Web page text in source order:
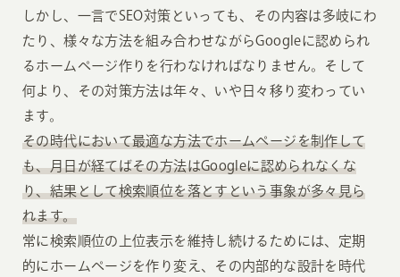
しかし、一言でSEO対策といっても、その内容は多岐にわ
たり、様々な方法を組み合わせながらGoogleに認められ
るホームページ作りを行わなければなりません。そして
何より、その対策方法は年々、いや日々移り変わってい
ます。
その時代において最適な方法でホームページを制作して
も、月日が経てばその方法はGoogleに認められなくな
り、結果として検索順位を落とすという事象が多々見ら
れます。
常に検索順位の上位表示を維持し続けるためには、定期
的にホームページを作り変え、その内部的な設計を時代